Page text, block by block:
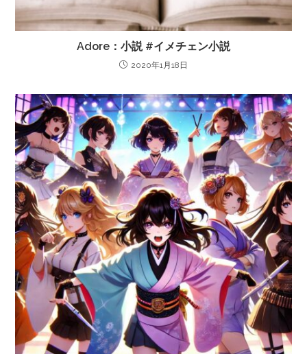
Adore：小説 #イメチェン小説
2020年1月18日